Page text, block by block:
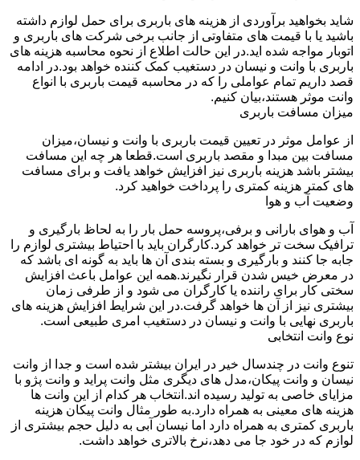
شاید بخواهید برآوردی از هزینه های باربری برای حمل لوازم داشته
باشید یا با قیمت های متفاوتی از جانب برخی شرکت های باربری و
اتوبار مواجه شده اید.در این حالت اطلاع از نحوه محاسبه هزینه های
باربری با وانت و نیسان در دستغیب کمک کننده خواهد بود.در ادامه
قصد داریم تمام عواملی را که در محاسبه قیمت باربری با انواع
وانت موثر هستند،بیان کنیم.
میزان مسافت باربری
از عوامل موثر در تعیین قیمت باربری با وانت و نیسان،میزان
مسافت بین مبدا و مقصد باربری است.قطعا هر چه این مسافت
بیشتر باشد هزینه باربری نیز افزایش خواهد یافت و برای مسافت
های کمتر هزینه کمتری را پرداخت خواهید کرد.
وضعیت آب و هوا
آب و هوای بارانی و برفی،پروسه حمل بار را به لحاظ بارگیری و
ترافیک سخت تر خواهد کرد.کارگران باید با احتیاط بیشتری لوازم را
جابه جا کنند و بارگیری و بسته بندی آن ها باید به گونه ای باشد که
در معرض خیس شدن قرار نگیرند.همه این عوامل باعث افزایش
سختی کار برای راننده یا کارگران می شود و از طرفی زمان
بیشتری نیز از آن ها خواهد گرفت.در این شرایط افزایش هزینه های
باربری نهایی با وانت و نیسان در دستغیب امری طبیعی است.
نوع وانت انتخابی
تنوع وانت در چندسال خیر در ایران بیشتر شده است و جدا از وانت
نیسان و وانت پیکان،مدل های دیگری مثل وانت پراید و وانت پژو با
مزایای خاصی به تولید رسیده اند.انتخاب هر کدام از این وانت ها
هزینه های معینی به همراه دارد.به طور مثال وانت پیکان هزینه
باربری کمتری به همراه دارد اما نیسان آبی به دلیل حجم بیشتری از
لوازم که در خود جا می دهد،نرخ بالاتری خواهد داشت.